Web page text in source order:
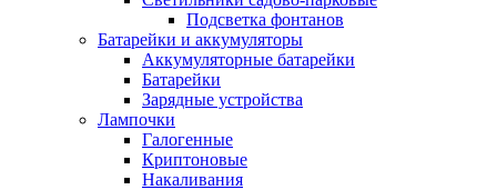
Подсветка фонтанов
Батарейки и аккумуляторы
Аккумуляторные батарейки
Батарейки
Зарядные устройства
Лампочки
Галогенные
Криптоновые
Накаливания